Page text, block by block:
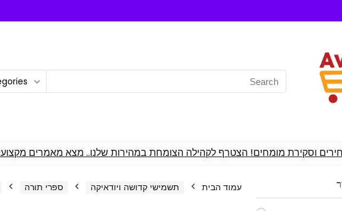
Search
for:
וסקירת מומחים! הצטרף לקהילה הצומחת במהירות שלנו.. מצא מאמרים
עמוד הבית תשמישי קדושה ויודאיקה ספרי תורה